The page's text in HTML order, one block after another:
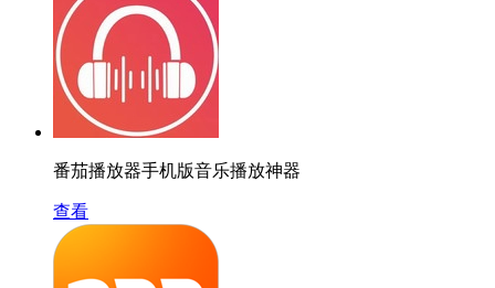
番茄播放器手机版音乐播放神器
查看